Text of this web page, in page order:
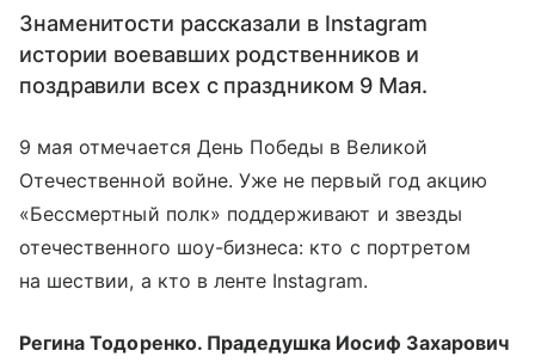
Знаменитости рассказали в Instagram
истории воевавших родственников и
поздравили всех с праздником 9 Мая.
9 мая отмечается День Победы в Великой
Отечественной войне. Уже не первый год акцию
«Бессмертный полк» поддерживают и звезды
отечественного шоу-бизнеса: кто с портретом
на шествии, а кто в ленте Instagram.
Регина Тодоренко. Прадедушка Иосиф Захарович